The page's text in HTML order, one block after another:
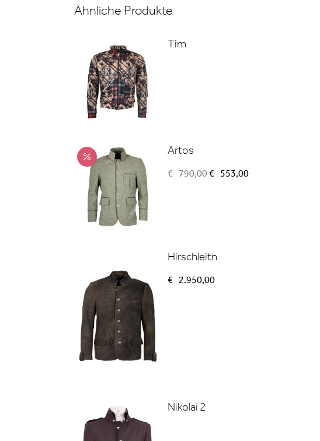
Ähnliche Produkte
Tim
Artos
€ 790,00Ursprünglicher
€ 553,00Aktueller
Hirschleitn
€ 2.950,00
Nikolai 2